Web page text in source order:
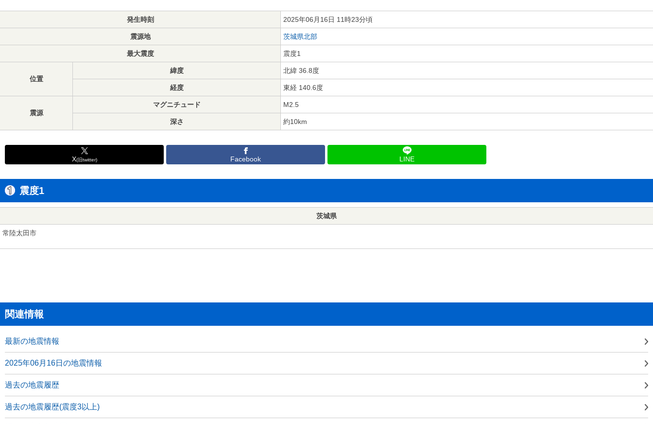
発生時刻 2025年06月16日 11時23分頃
震源地 茨城県北部
最大震度 震度1
位置
緯度 北緯 36.8度
経度 東経 140.6度
震源
マグニチュード M2.5
深さ 約10km
X(旧twitter) Facebook LINE
震度1
茨城県
常陸太田市
関連情報
最新の地震情報
2025年06月16日の地震情報
過去の地震履歴
過去の地震履歴(震度3以上)